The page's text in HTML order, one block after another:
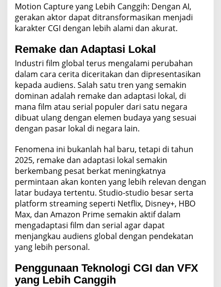
Motion Capture yang Lebih Canggih: Dengan AI,
gerakan aktor dapat ditransformasikan menjadi
karakter CGI dengan lebih alami dan akurat.
Remake dan Adaptasi Lokal
Industri film global terus mengalami perubahan
dalam cara cerita diceritakan dan dipresentasikan
kepada audiens. Salah satu tren yang semakin
dominan adalah remake dan adaptasi lokal, di
mana film atau serial populer dari satu negara
dibuat ulang dengan elemen budaya yang sesuai
dengan pasar lokal di negara lain.
Fenomena ini bukanlah hal baru, tetapi di tahun
2025, remake dan adaptasi lokal semakin
berkembang pesat berkat meningkatnya
permintaan akan konten yang lebih relevan dengan
latar budaya tertentu. Studio-studio besar serta
platform streaming seperti Netflix, Disney+, HBO
Max, dan Amazon Prime semakin aktif dalam
mengadaptasi film dan serial agar dapat
menjangkau audiens global dengan pendekatan
yang lebih personal.
Penggunaan Teknologi CGI dan VFX
yang Lebih Canggih